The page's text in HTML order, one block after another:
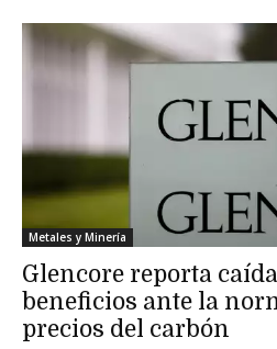
Metales y Minería
Glencore reporta
beneficios ante la
precios del carbón